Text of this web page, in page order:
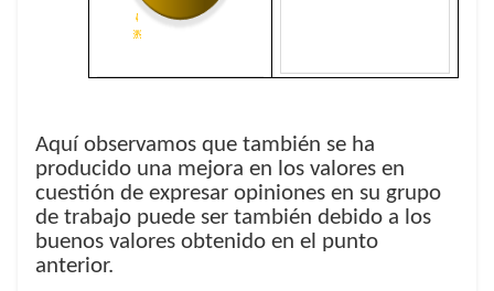
Aquí observamos que también se ha
producido una mejora en los valores en
cuestión de expresar opiniones en su grupo
de trabajo puede ser también debido a los
buenos valores obtenido en el punto
anterior.